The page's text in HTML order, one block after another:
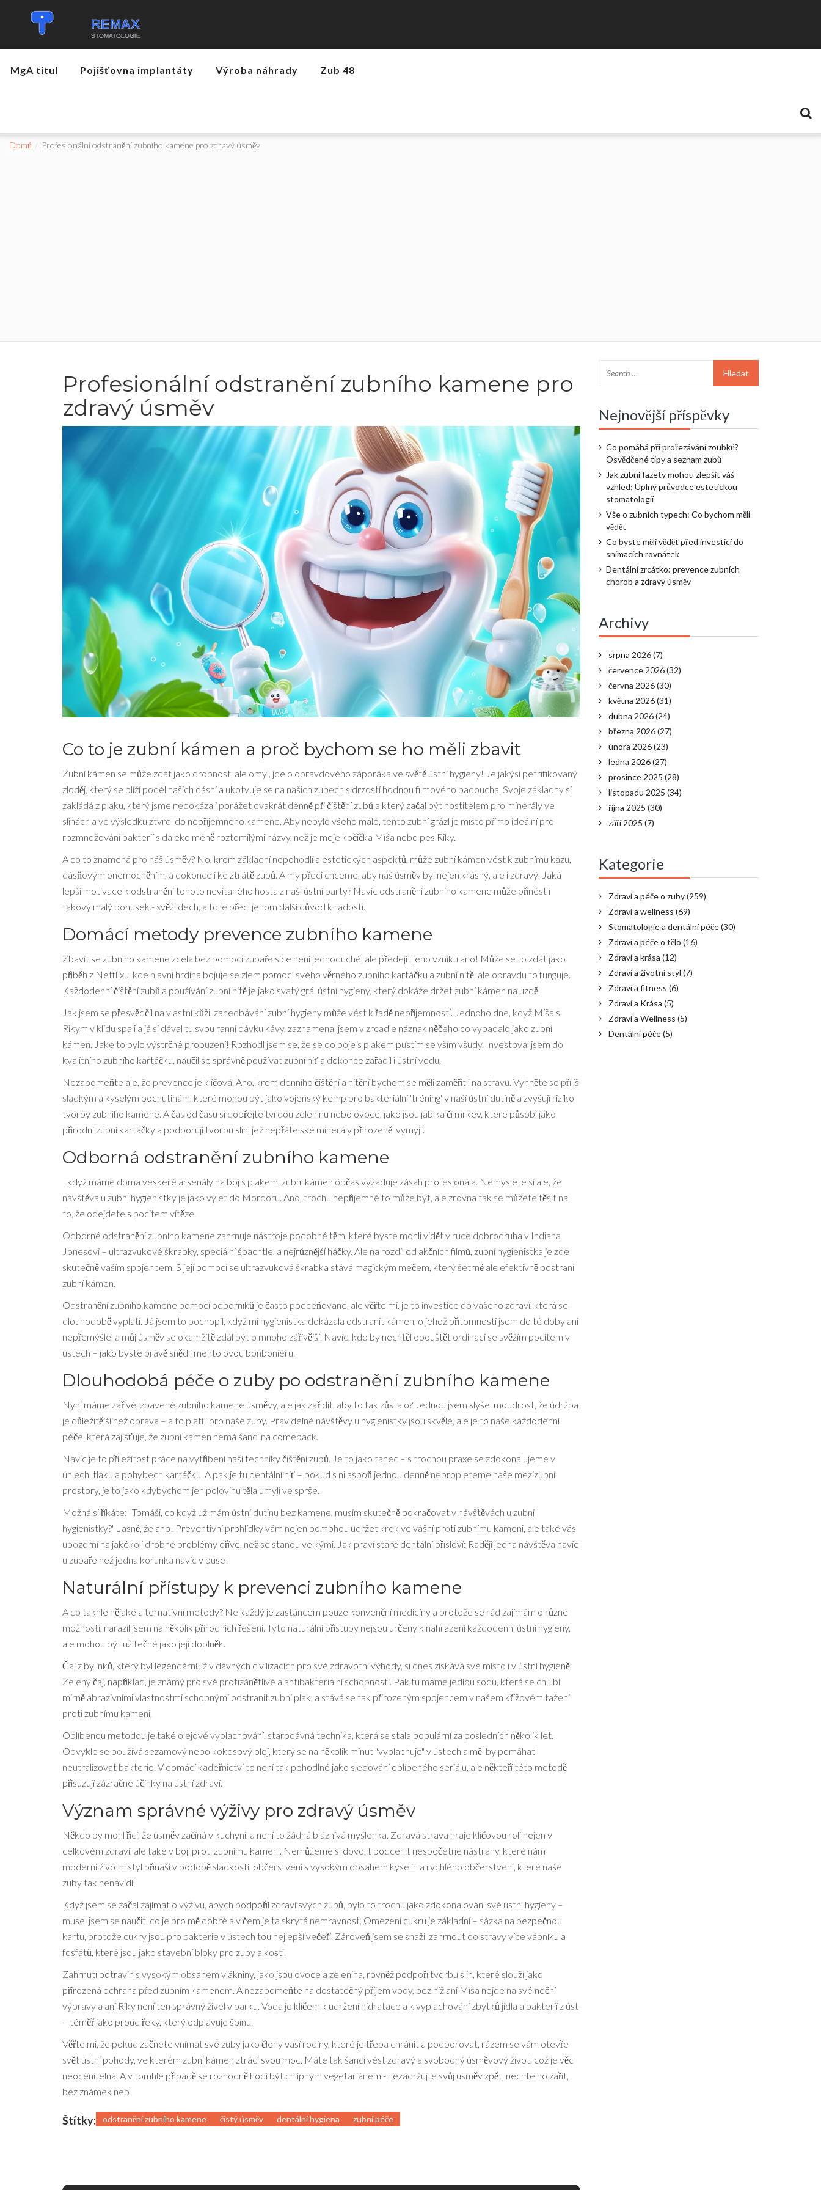
MgA titul Pojišťovna implantáty Výroba náhrady Zub 48
Domů Profesionální odstranění zubního kamene pro zdravý úsměv
Profesionální odstranění zubního kamene pro
zdravý úsměv
Co to je zubní kámen a proč bychom se ho měli zbavit
Zubní kámen se může zdát jako drobnost, ale omyl, jde o opravdového záporáka ve světě ústní hygieny! Je jakýsi petrifikovaný
zloděj, který se plíží podél našich dásní a ukotvuje se na našich zubech s drzostí hodnou filmového padoucha. Svoje základny si
zakládá z plaku, který jsme nedokázali porážet dvakrát denně při čištění zubů a který začal být hostitelem pro minerály ve
slinách a ve výsledku ztvrdl do nepříjemného kamene. Aby nebylo všeho málo, tento zubní grázl je místo přímo ideální pro
rozmnožování bakterií s daleko méně roztomilými názvy, než je moje kočička Míša nebo pes Riky.
A co to znamená pro náš úsměv? No, krom základní nepohodlí a estetických aspektů, může zubní kámen vést k zubnímu kazu,
dásňovým onemocněním, a dokonce i ke ztrátě zubů. A my přeci chceme, aby náš úsměv byl nejen krásný, ale i zdravý. Jaká
lepší motivace k odstranění tohoto nevítaného hosta z naší ústní party? Navíc odstranění zubního kamene může přinést i
takový malý bonusek - svěží dech, a to je přeci jenom další důvod k radosti.
Domácí metody prevence zubního kamene
Zbavit se zubního kamene zcela bez pomoci zubaře sice není jednoduché, ale předejít jeho vzniku ano! Může se to zdát jako
příběh z Netflixu, kde hlavní hrdina bojuje se zlem pomocí svého věrného zubního kartáčku a zubní nitě, ale opravdu to funguje.
Každodenní čištění zubů a používání zubní nitě je jako svatý grál ústní hygieny, který dokáže držet zubní kámen na uzdě.
Jak jsem se přesvědčil na vlastní kůži, zanedbávání zubní hygieny může vést k řadě nepříjemností. Jednoho dne, když Míša s
Rikym v klidu spali a já si dával tu svou ranní dávku kávy, zaznamenal jsem v zrcadle náznak něčeho co vypadalo jako zubní
kámen. Jaké to bylo výstrčné probuzení! Rozhodl jsem se, že se do boje s plakem pustím se vším všudy. Investoval jsem do
kvalitního zubního kartáčku, naučil se správně používat zubní niť a dokonce zařadil i ústní vodu.
Nezapomeňte ale, že prevence je klíčová. Ano, krom denního čištění a nitění bychom se měli zaměřit i na stravu. Vyhněte se příliš
sladkým a kyselým pochutinám, které mohou být jako vojenský kemp pro bakteriální 'tréning' v naší ústní dutině a zvyšují riziko
tvorby zubního kamene. A čas od času si dopřejte tvrdou zeleninu nebo ovoce, jako jsou jablka či mrkev, které působí jako
přírodní zubní kartáčky a podporují tvorbu slin, jež nepřátelské minerály přirozeně 'vymyjí'.
Odborná odstranění zubního kamene
I když máme doma veškeré arsenály na boj s plakem, zubní kámen občas vyžaduje zásah profesionála. Nemyslete si ale, že
návštěva u zubní hygienistky je jako výlet do Mordoru. Ano, trochu nepříjemné to může být, ale zrovna tak se můžete těšit na
to, že odejdete s pocitem vítěze.
Odborné odstranění zubního kamene zahrnuje nástroje podobné těm, které byste mohli vidět v ruce dobrodruha v Indiana
Jonesovi – ultrazvukové škrabky, speciální špachtle, a nejrůznější háčky. Ale na rozdíl od akčních filmů, zubní hygienistka je zde
skutečně vaším spojencem. S její pomocí se ultrazvuková škrabka stává magickým mečem, který šetrně ale efektivně odstraní
zubní kámen.
Odstranění zubního kamene pomocí odborníků je často podceňované, ale věřte mi, je to investice do vašeho zdraví, která se
dlouhodobě vyplatí. Já jsem to pochopil, když mi hygienistka dokázala odstranit kámen, o jehož přítomnosti jsem do té doby ani
nepřemýšlel a můj úsměv se okamžitě zdál být o mnoho zářivější. Navíc, kdo by nechtěl opouštět ordinaci se svěžím pocitem v
ústech – jako byste právě snědli mentolovou bonboniéru.
Dlouhodobá péče o zuby po odstranění zubního kamene
Nyní máme zářivé, zbavené zubního kamene úsměvy, ale jak zařídit, aby to tak zůstalo? Jednou jsem slyšel moudrost, že údržba
je důležitější než oprava – a to platí i pro naše zuby. Pravidelné návštěvy u hygienistky jsou skvělé, ale je to naše každodenní
péče, která zajišťuje, že zubní kámen nemá šanci na comeback.
Navíc je to příležitost práce na vytříbení naší techniky čištění zubů. Je to jako tanec – s trochou praxe se zdokonalujeme v
úhlech, tlaku a pohybech kartáčku. A pak je tu dentální niť – pokud s ni aspoň jednou denně nepropleteme naše mezizubní
prostory, je to jako kdybychom jen polovinu těla umyli ve sprše.
Možná si říkáte: "Tomáši, co když už mám ústní dutinu bez kamene, musím skutečně pokračovat v návštěvách u zubní
hygienistky?" Jasně, že ano! Preventivní prohlídky vám nejen pomohou udržet krok ve vášní proti zubnímu kameni, ale také vás
upozorní na jakékoli drobné problémy dříve, než se stanou velkými. Jak praví staré dentální přísloví: Raději jedna návštěva navíc
u zubaře než jedna korunka navíc v puse!
Naturální přístupy k prevenci zubního kamene
A co takhle nějaké alternativní metody? Ne každý je zastáncem pouze konvenční medicíny a protože se rád zajímám o různé
možnosti, narazil jsem na několik přírodních řešení. Tyto naturální přístupy nejsou určeny k nahrazení každodenní ústní hygieny,
ale mohou být užitečné jako její doplněk.
Čaj z bylinků, který byl legendární již v dávných civilizacích pro své zdravotní výhody, si dnes získává své místo i v ústní hygieně.
Zelený čaj, například, je známý pro své protizánětlivé a antibakteriální schopnosti. Pak tu máme jedlou sodu, která se chlubí
mírně abrazivními vlastnostmi schopnými odstranit zubní plak, a stává se tak přirozeným spojencem v našem křížovém tažení
proti zubnímu kameni.
Oblíbenou metodou je také olejové vyplachování, starodávná technika, která se stala populární za posledních několik let.
Obvykle se používá sezamový nebo kokosový olej, který se na několik minut "vyplachuje" v ústech a měl by pomáhat
neutralizovat bakterie. V domácí kadeřnictví to není tak pohodlné jako sledování oblíbeného seriálu, ale někteří této metodě
přisuzují zázračné účinky na ústní zdraví.
Význam správné výživy pro zdravý úsměv
Někdo by mohl říci, že úsměv začíná v kuchyni, a není to žádná bláznivá myšlenka. Zdravá strava hraje klíčovou roli nejen v
celkovém zdraví, ale také v boji proti zubnímu kameni. Nemůžeme si dovolit podcenit nespočetné nástrahy, které nám
moderní životní styl přináší v podobě sladkostí, občerstvení s vysokým obsahem kyselin a rychlého občerstvení, které naše
zuby tak nenávidí.
Když jsem se začal zajímat o výživu, abych podpořil zdraví svých zubů, bylo to trochu jako zdokonalování své ústní hygieny –
musel jsem se naučit, co je pro mě dobré a v čem je ta skrytá nemravnost. Omezení cukru je základní – sázka na bezpečnou
kartu, protože cukry jsou pro bakterie v ústech tou nejlepší večeří. Zároveň jsem se snažil zahrnout do stravy více vápníku a
fosfátů, které jsou jako stavební bloky pro zuby a kosti.
Zahrnutí potravin s vysokým obsahem vlákniny, jako jsou ovoce a zelenina, rovněž podpoří tvorbu slin, které slouží jako
přirozená ochrana před zubním kamenem. A nezapomeňte na dostatečný příjem vody, bez níž ani Míša nejde na své noční
výpravy a ani Riky není ten správný živel v parku. Voda je klíčem k udržení hidratace a k vyplachování zbytků jídla a bakterií z úst
– téměř jako proud řeky, který odplavuje špínu.
Věřte mi, že pokud začnete vnímat své zuby jako členy vaší rodiny, které je třeba chránit a podporovat, rázem se vám otevře
svět ústní pohody, ve kterém zubní kámen ztrácí svou moc. Máte tak šanci vést zdravý a svobodný úsměvový život, což je věc
neocenitelná. A v tomhle případě se rozhodně hodí být chlípným vegetariánem - nezadržujte svůj úsměv zpět, nechte ho zářit,
bez známek nep
Štítky: odstranění zubního kamene čistý úsměv dentální hygiena zubní péče
Nejnovější příspěvky
Co pomáhá při prořezávání zoubků?
Osvědčené tipy a seznam zubů
Jak zubní fazety mohou zlepšit váš
vzhled: Úplný průvodce estetickou
stomatologií
Vše o zubních typech: Co bychom měli
vědět
Co byste měli vědět před investicí do
snímacích rovnátek
Dentální zrcátko: prevence zubních
chorob a zdravý úsměv
Archivy
srpna 2026(7)
července 2026(32)
června 2026(30)
května 2026(31)
dubna 2026(24)
března 2026(27)
února 2026(23)
ledna 2026(27)
prosince 2025 (28)
listopadu 2025 (34)
října 2025 (30)
září 2025 (7)
Kategorie
Zdraví a péče o zuby(259)
Zdraví a wellness (69)
Stomatologie a dentální péče(30)
Zdraví a péče o tělo (16)
Zdraví a krása (12)
Zdraví a životní styl (7)
Zdraví a fitness (6)
Zdraví a Krása (5)
Zdraví a Wellness (5)
Dentální péče(5)